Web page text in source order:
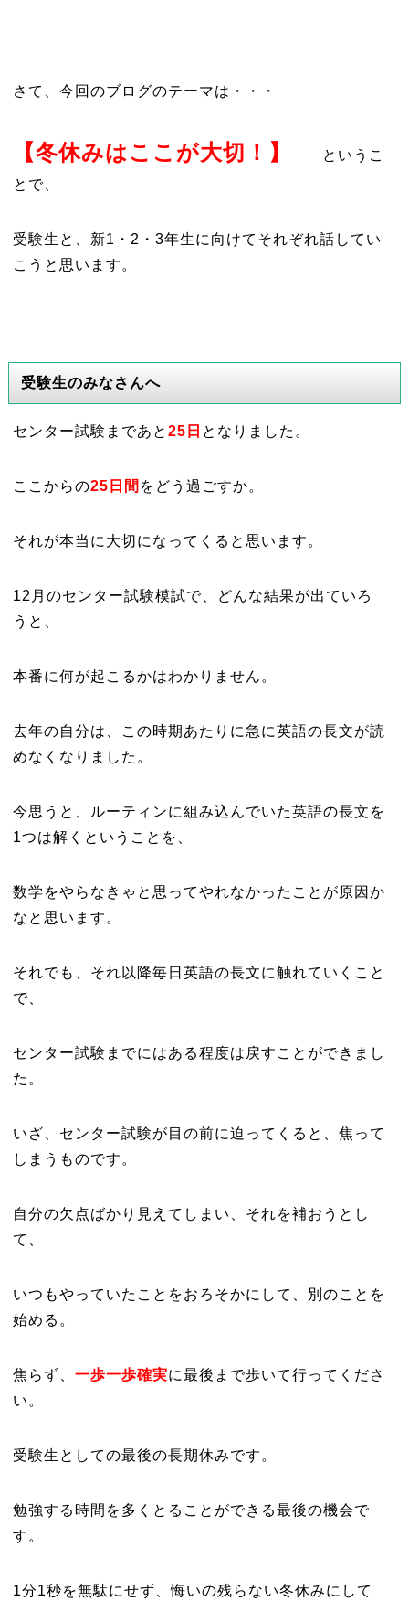
さて、今回のブログのテーマは・・・
【冬休みはここが大切！】
というこ
とで、
受験生と、新1・2・3年生に向けてそれぞれ話してい
こうと思います。
受験生のみなさんへ
センター試験まであと 25日 となりました。
ここからの25日間 をどう過ごすか。
それが本当に大切になってくると思います。
12月のセンター試験模試で、どんな結果が出ていろ
うと、
本番に何が起こるかはわかりません。
去年の自分は、この時期あたりに急に英語の長文が読
めなくなりました。
今思うと、ルーティンに組み込んでいた英語の長文を
1つは解くということを、
数学をやらなきゃと思ってやれなかったことが原因か
なと思います。
それでも、それ以降毎日英語の長文に触れていくこと
で、
センター試験までにはある程度は戻すことができまし
た。
いざ、センター試験が目の前に迫ってくると、焦って
しまうものです。
自分の欠点ばかり見えてしまい、それを補おうとし
て、
いつもやっていたことをおろそかにして、別のことを
始める。
焦らず、 一歩一歩確実に最後まで歩いて行ってくださ
い。
受験生としての最後の長期休みです。
勉強する時間を多くとることができる最後の機会で
す。
1分1秒を無駄にせず、悔いの残らない冬休みにして